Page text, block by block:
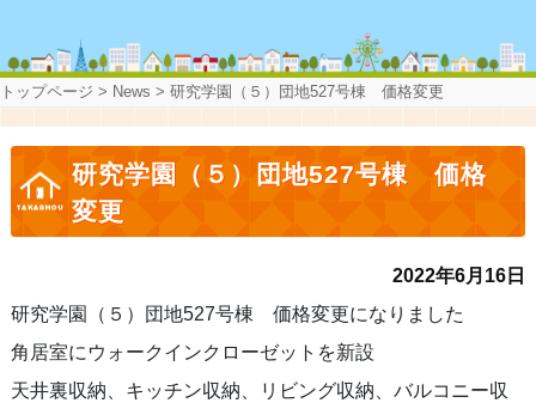
トップページ > News > 研究学園（５）団地527号棟 価格変更
研究学園（５）団地527号棟 価格
変更
2022年6月16日
研究学園（５）団地527号棟 価格変更になりました
角居室にウォークインクローゼットを新設
天井裏収納、キッチン収納、リビング収納、バルコニー収